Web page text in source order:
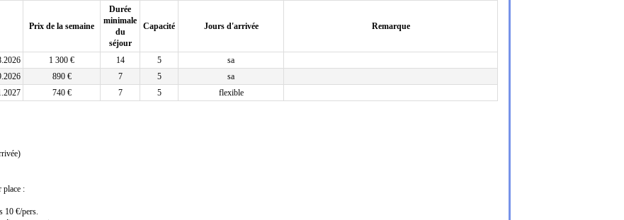
Prix de la semaine
Durée
minimale
du
séjour
Capacité Jours d'arrivée Remarque
1 300 € 14 5
sa
890 € 7 5
sa
740 € 7 5 flexible
place :
10 €/pers.